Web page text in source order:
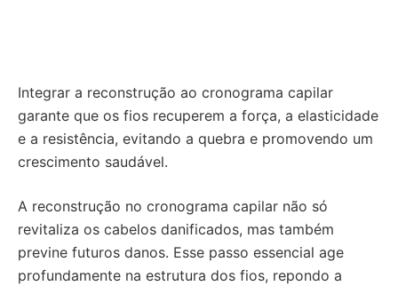
Integrar a reconstrução ao cronograma capilar
garante que os fios recuperem a força, a elasticidade
e a resistência, evitando a quebra e promovendo um
crescimento saudável.
A reconstrução no cronograma capilar não só
revitaliza os cabelos danificados, mas também
previne futuros danos. Esse passo essencial age
profundamente na estrutura dos fios, repondo a